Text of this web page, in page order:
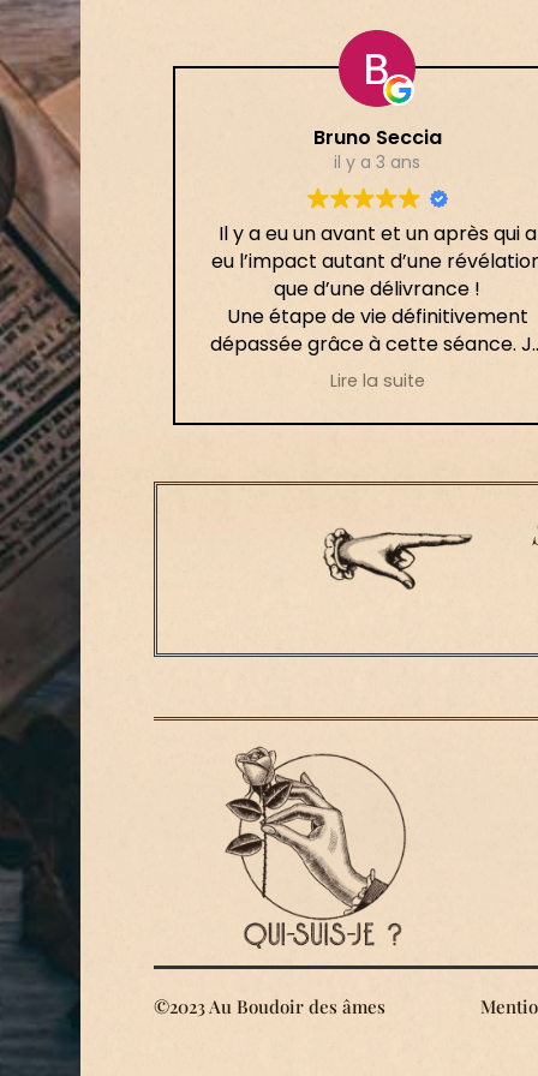
Bruno Seccia
il y a 3 ans
Il y a eu un avant et un après qui a
eu l’impact autant d’une
que d’une délivrance !
Une étape de vie définitivement
dépassée grâce à cette séance.
l’ai fortement ressenti le jour
permis la mise en place de ce
Merci infiniment 🙏🏻
Lire la suite
©2023 Au Boudoir des âmes